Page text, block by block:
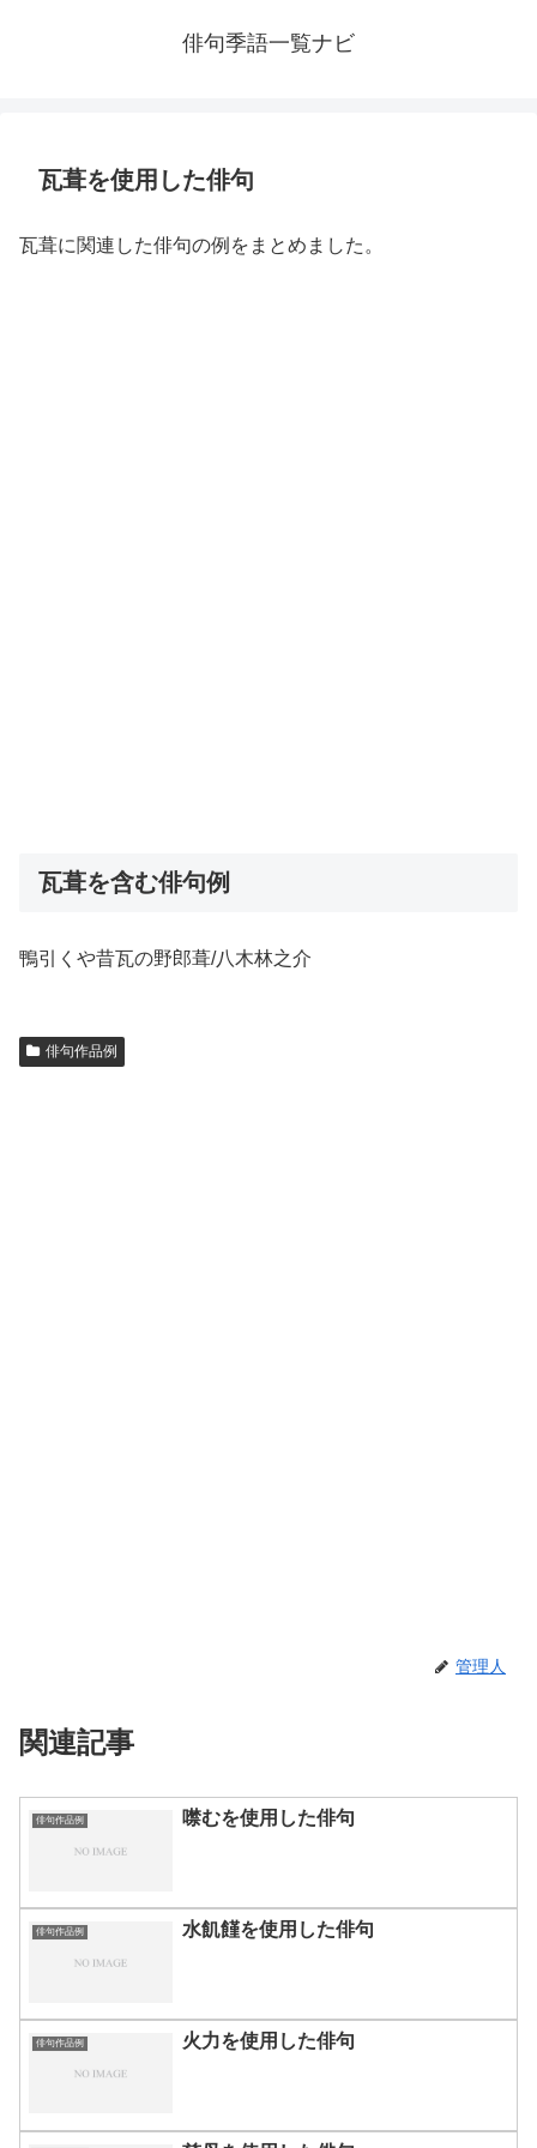
俳句季語一覧ナビ
瓦葺を使用した俳句
瓦葺に関連した俳句の例をまとめました。
瓦葺を含む俳句例
鴨引くや昔瓦の野郎葺/八木林之介
俳句作品例
管理人
関連記事
俳句作品例 噤むを使用した俳句
俳句作品例 水飢饉を使用した俳句
俳句作品例 火力を使用した俳句